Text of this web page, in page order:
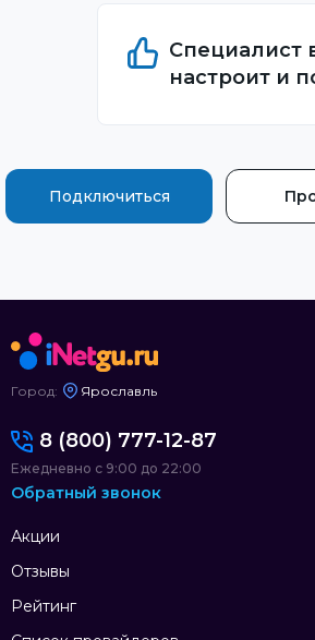
Специалист
настроит и
Подключиться
Город: Ярославль
Акции
Отзывы
Рейтинг
8 (800) 777-12-87
Ежедневно с 9:00 до 22:00
Обратный звонок